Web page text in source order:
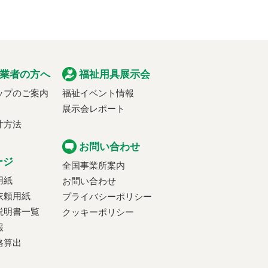
者の方へ
プのご案内
方法
ジ
紙
頼用紙
明書一覧
算出
福祉用具展示会
福祉イベント情報
展示会レポート
お問い合わせ
全国事業所案内
お問い合わせ
プライバシーポリシー
クッキーポリシー